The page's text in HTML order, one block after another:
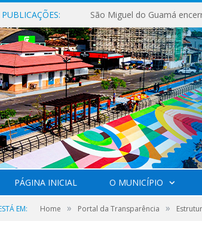
PÁGINA INICIAL O MUNICÍPIO
EM: Home » Portal da Transparência »